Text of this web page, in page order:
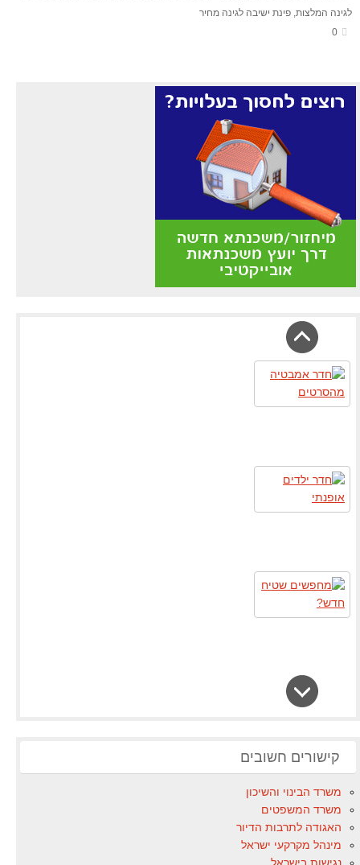
לגינה המלצות פינת ישיבה לגינה מחיר
0
קישורים חשובים
משרד הבינוי והשיכון
משרד המשפטים
האגודה לתרבות הדיור
מינהל מקרקעי ישראל